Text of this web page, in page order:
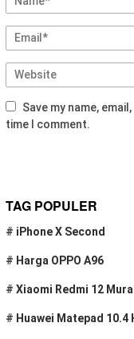
Save my name,
time I comment.
TAG POPULER
# iPhone X Second
# Harga OPPO A96
# Xiaomi Redmi 12
# Huawei Matepad 10.4